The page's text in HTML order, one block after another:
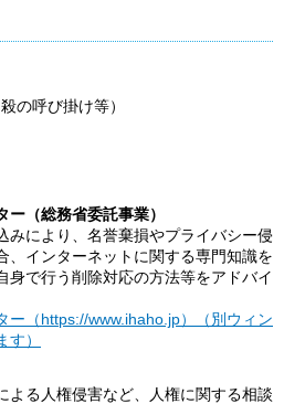
の呼び掛け等）
（総務省委託事業）
みにより、名誉棄損やプライバシー侵
、インターネットに関する専門知識を
身で行う削除対応の方法等をアドバイ
ー（https://www.ihaho.jp）（別ウィン
す）
よる人権侵害など、人権に関する相談